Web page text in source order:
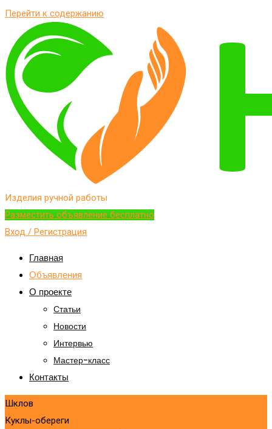
Перейти к содержанию
Изделия ручной работы
Разместить объявление бесплатно
Вход / Регистрация
Главная
Объявления
О проекте
Статьи
Новости
Интервью
Мастер-класс
Контакты
Шклов
Куклы-обереги